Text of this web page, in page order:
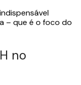
– que é o foco do
no